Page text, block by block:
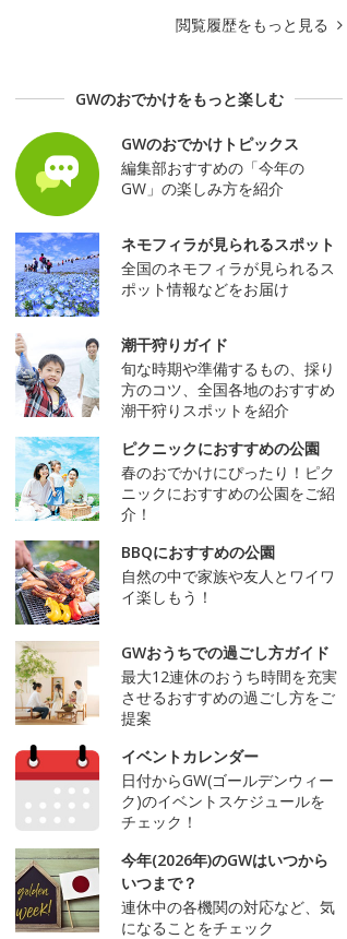
閲覧履歴をもっと見る
GWのおでかけをもっと楽しむ
GWのおでかけトピックス
編集部おすすめの「今年の
GW」の楽しみ方を紹介
ネモフィラが見られるスポット
全国のネモフィラが見られるス
ポット情報などをお届け
潮干狩りガイド
旬な時期や準備するもの、採り
方のコツ、全国各地のおすすめ
潮干狩りスポットを紹介
ピクニックにおすすめの公園
春のおでかけにぴったり！ピク
ニックにおすすめの公園をご紹
介！
BBQにおすすめの公園
自然の中で家族や友人とワイワ
イ楽しもう！
GWおうちでの過ごし方ガイド
最大12連休のおうち時間を充実
させるおすすめの過ごし方をご
提案
イベントカレンダー
日付からGW(ゴールデンウィー
ク)のイベントスケジュールを
チェック！
今年(2026年)のGWはいつから
いつまで？
連休中の各機関の対応など、気
になることをチェック